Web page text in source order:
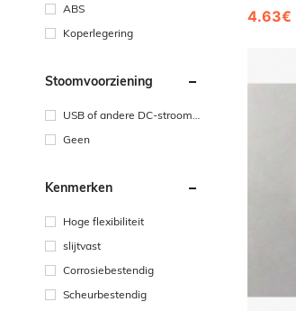
ABS
Koperlegering
Stoomvoorziening
USB of andere DC-strooma
Geen
Kenmerken
Hoge flexibiliteit
slijtvast
Corrosiebestendig
Scheurbestendig
4.63€